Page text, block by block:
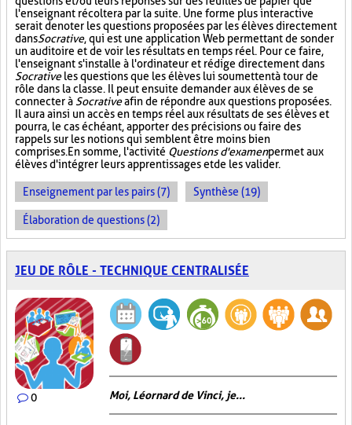
l'enseignant récoltera par la suite. Une forme plus interactive
serait de noter les questions proposées par les élèves directement
dansSocrative, qui est une application Web permettant de sonder
un auditoire et de voir les résultats en temps réel. Pour ce faire,
l'enseignant s'installe à l'ordinateur et rédige directement dans
Socrativeles questions que les élèves lui soumettent à tour de
rôle dans la classe. Il peut ensuite demander aux élèves de se
connecter à Socrativeafin de répondre aux questions proposées.
Il aura ainsi un accès en temps réel aux résultats de ses élèves et
pourra, le cas échéant, apporter des précisions ou faire des
rappels sur les notions qui semblent être moins bien
comprises. En somme, l'activité Questions d'examenpermet aux
élèves d'intégrer leurs apprentissages et de les valider.
Enseignement par les pairs (7) Synthèse (19)
Élaboration de questions (2)
JEU DE RÔLE - TECHNIQUE CENTRALISÉE
0 Moi, Léornard de Vinci, je...